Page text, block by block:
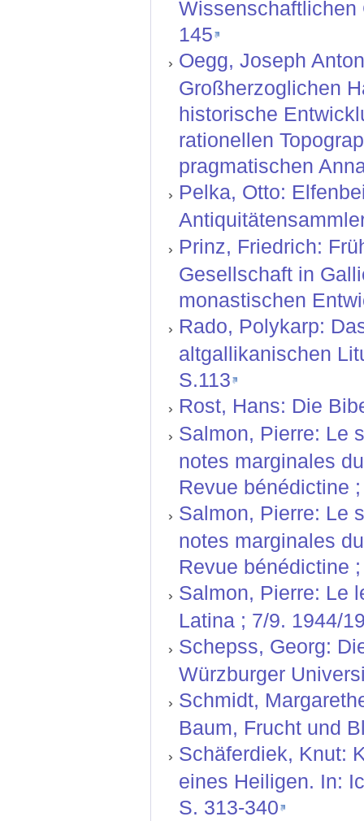
Wissenschaftlichen
145
Oegg, Joseph
Großherzoglichen
historische
rationellen
pragmatischen
Pelka, Otto:
Prinz, Friedrich:
Gesellschaft in
monastischen
Rado, Polykarp:
altgallikanischen
S.113
Rost, Hans: Die
Salmon, Pierre: Le
notes marginales
Revue bénédictine
Salmon, Pierre: Le
notes marginales
Revue bénédictine
Salmon, Pierre: Le
Latina ; 7/9. 1944/
Schepss, Georg:
Würzburger
Schmidt,
Baum, Frucht und
Schäferdiek, Knut:
eines Heiligen. In:
S. 313-340